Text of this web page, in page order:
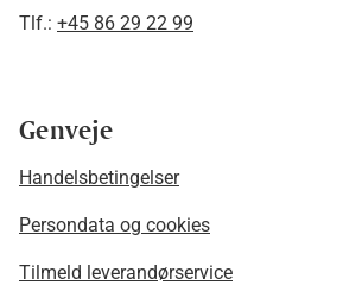
Tlf.: +45 86 29 22 99
Genveje
Handelsbetingelser
Persondata og cookies
Tilmeld leverandørservice